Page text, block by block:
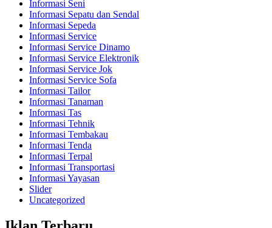
Informasi Seni
Informasi Sepatu dan Sendal
Informasi Sepeda
Informasi Service
Informasi Service Dinamo
Informasi Service Elektronik
Informasi Service Jok
Informasi Service Sofa
Informasi Tailor
Informasi Tanaman
Informasi Tas
Informasi Tehnik
Informasi Tembakau
Informasi Tenda
Informasi Terpal
Informasi Transportasi
Informasi Yayasan
Slider
Uncategorized